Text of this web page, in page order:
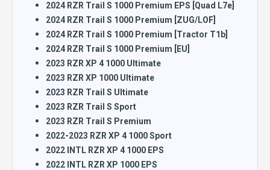
2024 RZR Trail S 1000 Premium EPS [Quad L7e]
2024 RZR Trail S 1000 Premium [ZUG/LOF]
2024 RZR Trail S 1000 Premium [Tractor T1b]
2024 RZR Trail S 1000 Premium [EU]
2023 RZR XP 4 1000 Ultimate
2023 RZR XP 1000 Ultimate
2023 RZR Trail S Ultimate
2023 RZR Trail S Sport
2023 RZR Trail S Premium
2022-2023 RZR XP 4 1000 Sport
2022 INTL RZR XP 4 1000 EPS
2022 INTL RZR XP 1000 EPS